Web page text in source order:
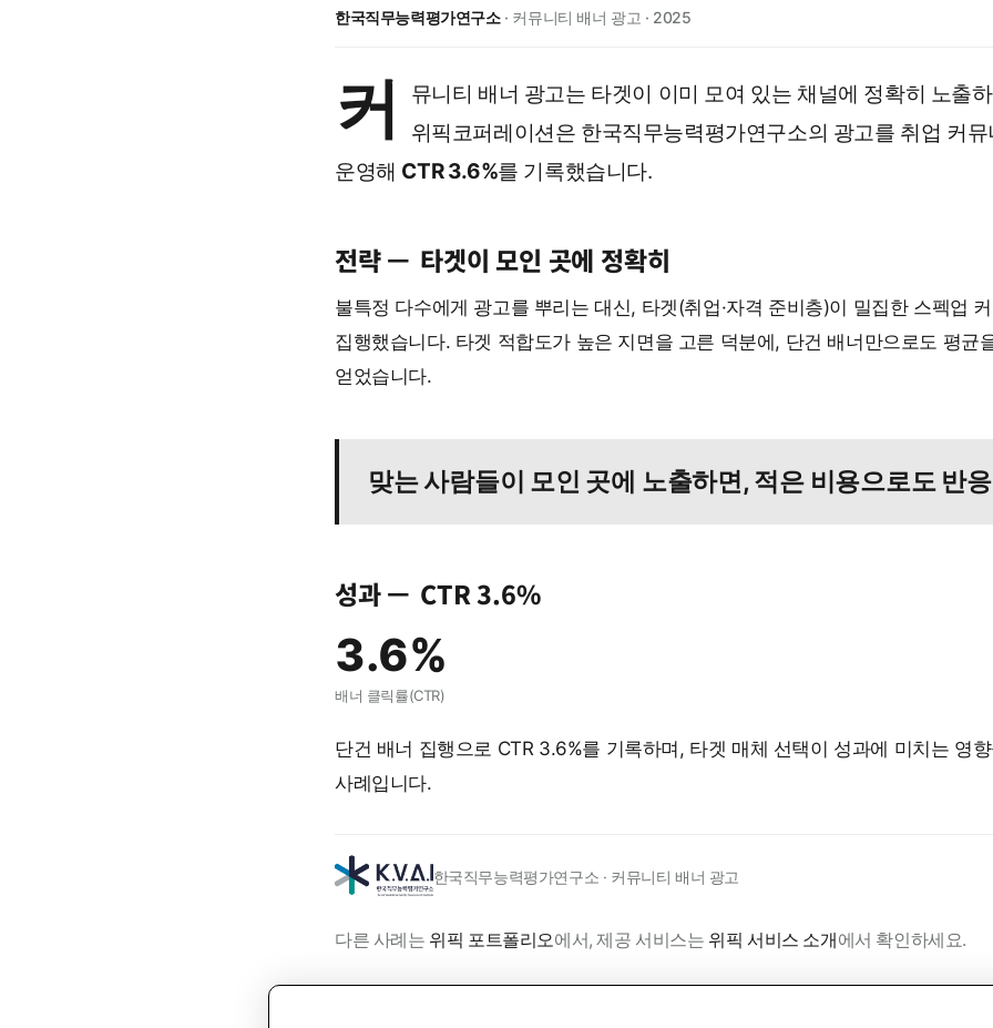
한국직무능력평가연구소· 커뮤니티 배너 광고 · 2025
커
뮤니티 배너 광고는 타겟이 이미 모여 있는 채널에 정확히 노출
위픽코퍼레이션은 한국직무능력평가연구소의 광고를 취업 커뮤
운영해 CTR 3.6%를 기록했습니다.
전략 — 타겟이 모인 곳에 정확히
불특정 다수에게 광고를 뿌리는 대신, 타겟(취업·자격 준비층)이 밀집한 스펙업
집행했습니다. 타겟 적합도가 높은 지면을 고른 덕분에, 단건 배너만으로도 평균
얻었습니다.
맞는 사람들이 모인 곳에 노출하면, 적은 비용으로도 반
성과 — CTR 3.6%
3.6%
배너 클릭률(CTR)
단건 배너 집행으로 CTR 3.6%를 기록하며, 타겟 매체 선택이 성과에 미치는 영
사례입니다.
한국직무능력평가연구소 · 커뮤니티 배너 광고
다른 사례는 위픽 포트폴리오에서, 제공 서비스는 위픽 서비스 소개 에서 확인하세요.